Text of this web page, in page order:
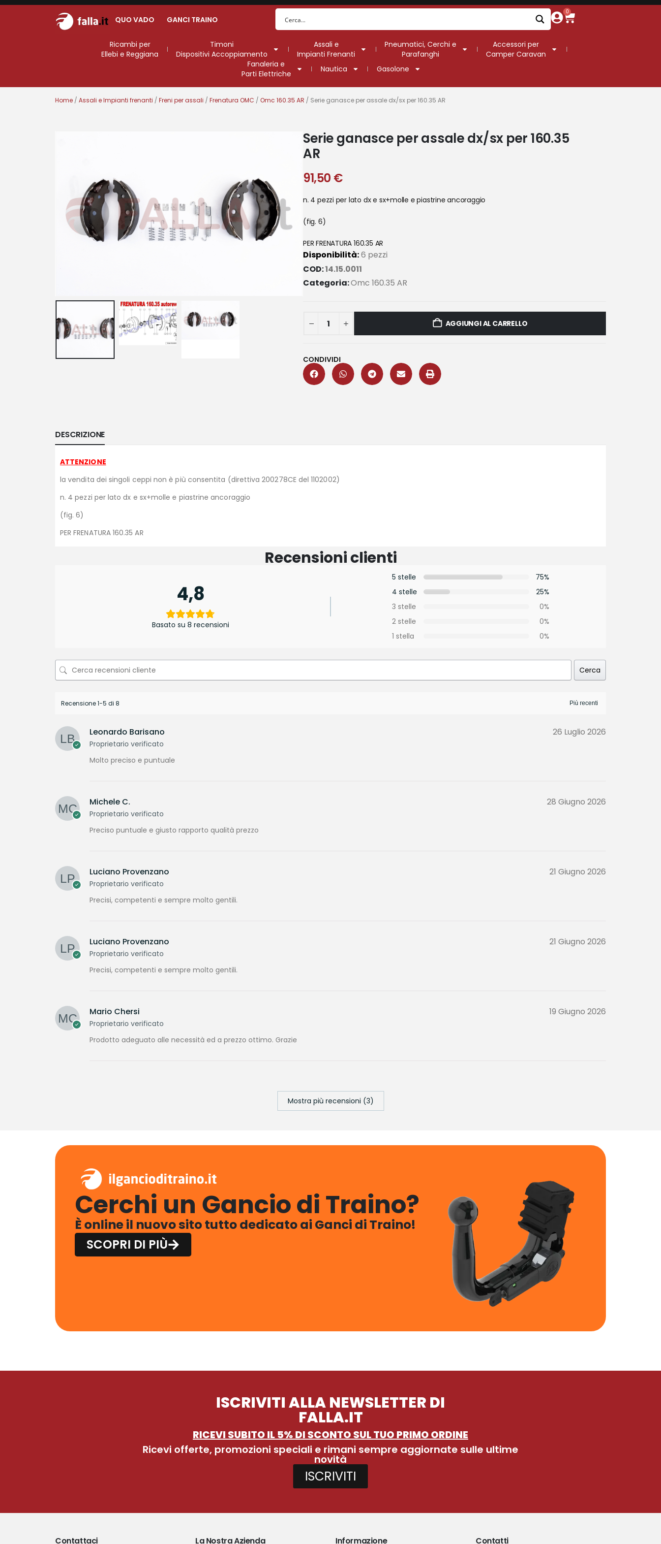
QUO VADO GANCI TRAINO
0
Ricambi per
Ellebi e Reggiana
Timoni
Dispositivi Accoppiamento
Assali e
Impianti Frenanti
Pneumatici, Cerchi e
Parafanghi
Accessori per
Camper Caravan
Fanaleria e
Parti Elettriche
Nautica Gasolone
Home / Assali e Impianti frenanti / Freni per assali / Frenatura OMC / Omc 160.35 AR / Serie ganasce per assale dx/sx per 160.35 AR
Serie ganasce per assale dx/sx per 160.35
AR
91,50 €
n. 4 pezzi per lato dx e sx+molle e piastrine ancoraggio
(fig. 6)
PER FRENATURA 160.35 AR
Disponibilità:6 pezzi
COD:14.15.0011
Categoria:Omc 160.35 AR
AGGIUNGI AL CARRELLO
CONDIVIDI
DESCRIZIONE
ATTENZIONE
la vendita dei singoli ceppi non è più consentita (direttiva 200278CE del 1102002)
n. 4 pezzi per lato dx e sx+molle e piastrine ancoraggio
(fig. 6)
PER FRENATURA 160.35 AR
Recensioni clienti
4,8
Basato su 8 recensioni
5 stelle
75%
4 stelle
25%
3 stelle
0%
2 stelle
0%
1 stella
0%
Cerca
Recensione 1-5 di 8
Leonardo Barisano
Proprietario verificato
26 Luglio 2026
Molto preciso e puntuale
Michele C.
Proprietario verificato
28 Giugno 2026
Preciso puntuale e giusto rapporto qualità prezzo
Luciano Provenzano
Proprietario verificato
21 Giugno 2026
Precisi, competenti e sempre molto gentili.
Luciano Provenzano
Proprietario verificato
21 Giugno 2026
Precisi, competenti e sempre molto gentili.
Mario Chersi
Proprietario verificato
19 Giugno 2026
Prodotto adeguato alle necessità ed a prezzo ottimo. Grazie
Mostra più recensioni (3)
Cerchi un Gancio di Traino?
È online il nuovo sito tutto dedicato ai Ganci di Traino!
SCOPRI DI PIÙ
ISCRIVITI ALLA NEWSLETTER DI
FALLA.IT
RICEVI SUBITO IL 5% DI SCONTO SUL TUO PRIMO ORDINE
Ricevi offerte, promozioni speciali e rimani sempre aggiornate sulle ultime
novità
ISCRIVITI
Contattaci La Nostra Azienda Informazione Contatti